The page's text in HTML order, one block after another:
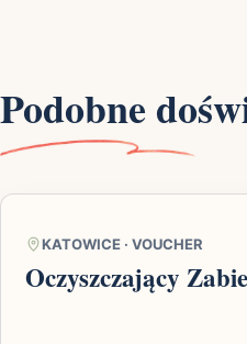
Podobne
KATOWICE · VOUCHER
Oczyszczający